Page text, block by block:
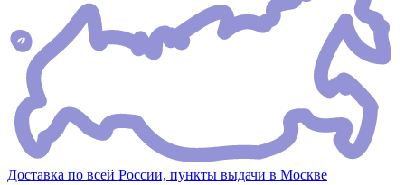
Доставка по всей России, пункты выдачи в Москве